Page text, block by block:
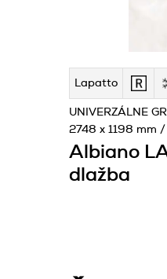
Lapatto
Albiano
dlažba
UNIVERZÁLNE
2748 x 1198 mm